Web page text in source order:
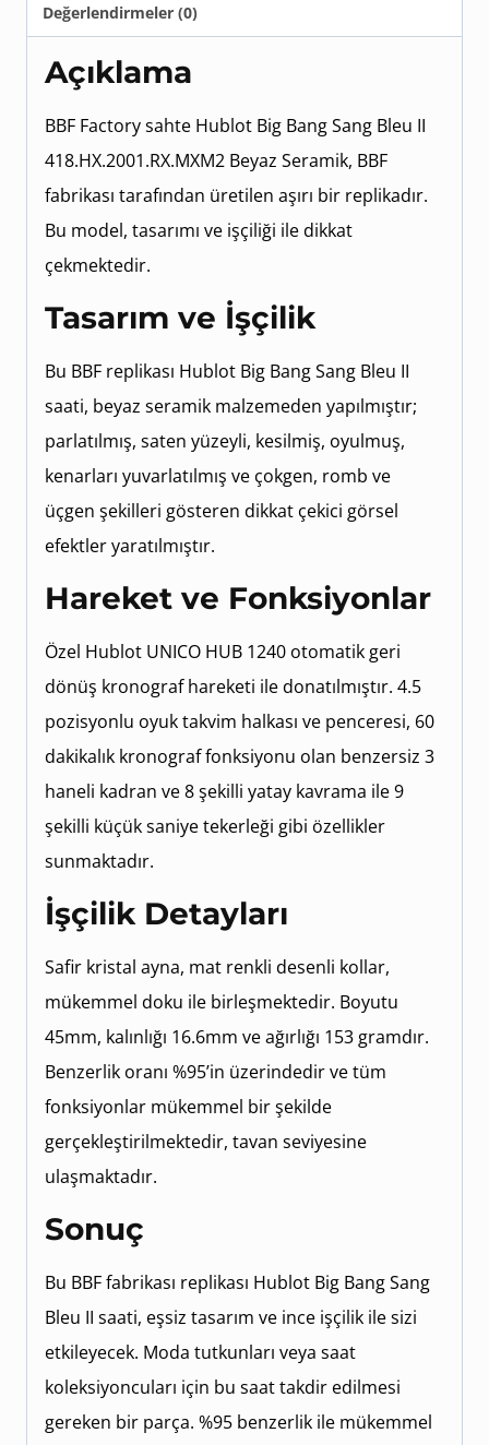
Değerlendirmeler (0)
Açıklama
BBF Factory sahte Hublot Big Bang Sang Bleu II
418.HX.2001.RX.MXM2 Beyaz Seramik, BBF
fabrikası tarafından üretilen aşırı bir replikadır.
Bu model, tasarımı ve işçiliği ile dikkat
çekmektedir.
Tasarım ve İşçilik
Bu BBF replikası Hublot Big Bang Sang Bleu II
saati, beyaz seramik malzemeden yapılmıştır;
parlatılmış, saten yüzeyli, kesilmiş, oyulmuş,
kenarları yuvarlatılmış ve çokgen, romb ve
üçgen şekilleri gösteren dikkat çekici görsel
efektler yaratılmıştır.
Hareket ve Fonksiyonlar
Özel Hublot UNICO HUB 1240 otomatik geri
dönüş kronograf hareketi ile donatılmıştır. 4.5
pozisyonlu oyuk takvim halkası ve penceresi, 60
dakikalık kronograf fonksiyonu olan benzersiz 3
haneli kadran ve 8 şekilli yatay kavrama ile 9
şekilli küçük saniye tekerleği gibi özellikler
sunmaktadır.
İşçilik Detayları
Safir kristal ayna, mat renkli desenli kollar,
mükemmel doku ile birleşmektedir. Boyutu
45mm, kalınlığı 16.6mm ve ağırlığı 153 gramdır.
Benzerlik oranı %95’in üzerindedir ve tüm
fonksiyonlar mükemmel bir şekilde
gerçekleştirilmektedir, tavan seviyesine
ulaşmaktadır.
Sonuç
Bu BBF fabrikası replikası Hublot Big Bang Sang
Bleu II saati, eşsiz tasarım ve ince işçilik ile sizi
etkileyecek. Moda tutkunları veya saat
koleksiyoncuları için bu saat takdir edilmesi
gereken bir parça. %95 benzerlik ile mükemmel